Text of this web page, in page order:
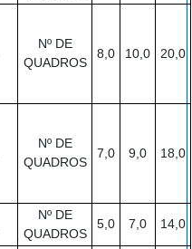
Nº DE
QUADROS
8,0 10,0 20,0
Nº DE
QUADROS
7,0 9,0 18,0
Nº DE
QUADROS
5,0 7,0 14,0